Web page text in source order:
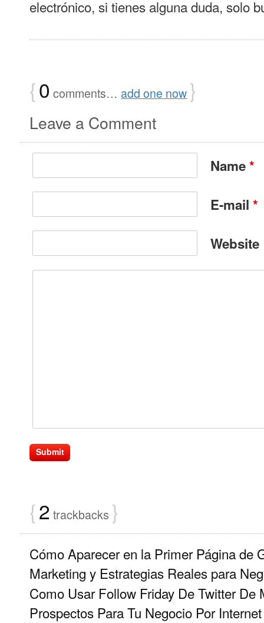
electrónico, si tienes alguna duda, solo
{0 comments… add one now }
Leave a Comment
Name*
E-mail*
Website
{2 trackbacks }
Cómo Aparecer en la Primer Página de
Marketing y Estrategias Reales para
Como Usar Follow Friday De Twitter
Prospectos Para Tu Negocio Por Internet